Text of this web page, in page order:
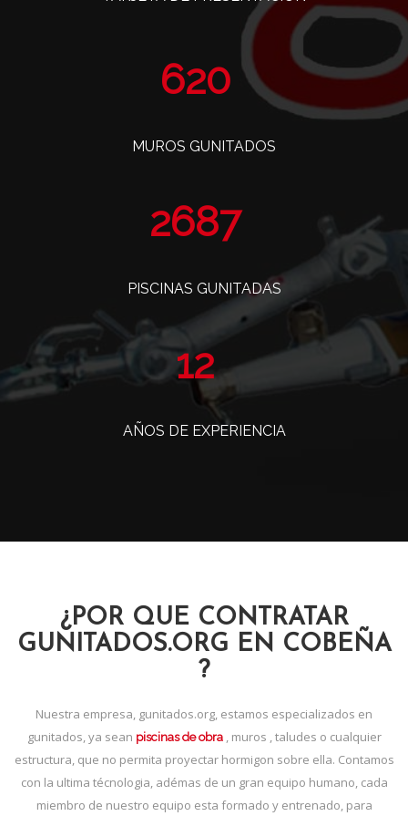
760
MUROS GUNITADOS
3297
PISCINAS GUNITADAS
14
AÑOS DE EXPERIENCIA
¿POR QUE CONTRATAR
GUNITADOS.ORG EN COBEÑA
?
Nuestra empresa, gunitados.org, estamos especializados en
gunitados, ya sean piscinas de obra, muros , taludes o cualquier
estructura, que no permita proyectar hormigon sobre ella. Contamos
con la ultima técnologia, adémas de un gran equipo humano, cada
miembro de nuestro equipo esta formado y entrenado, para